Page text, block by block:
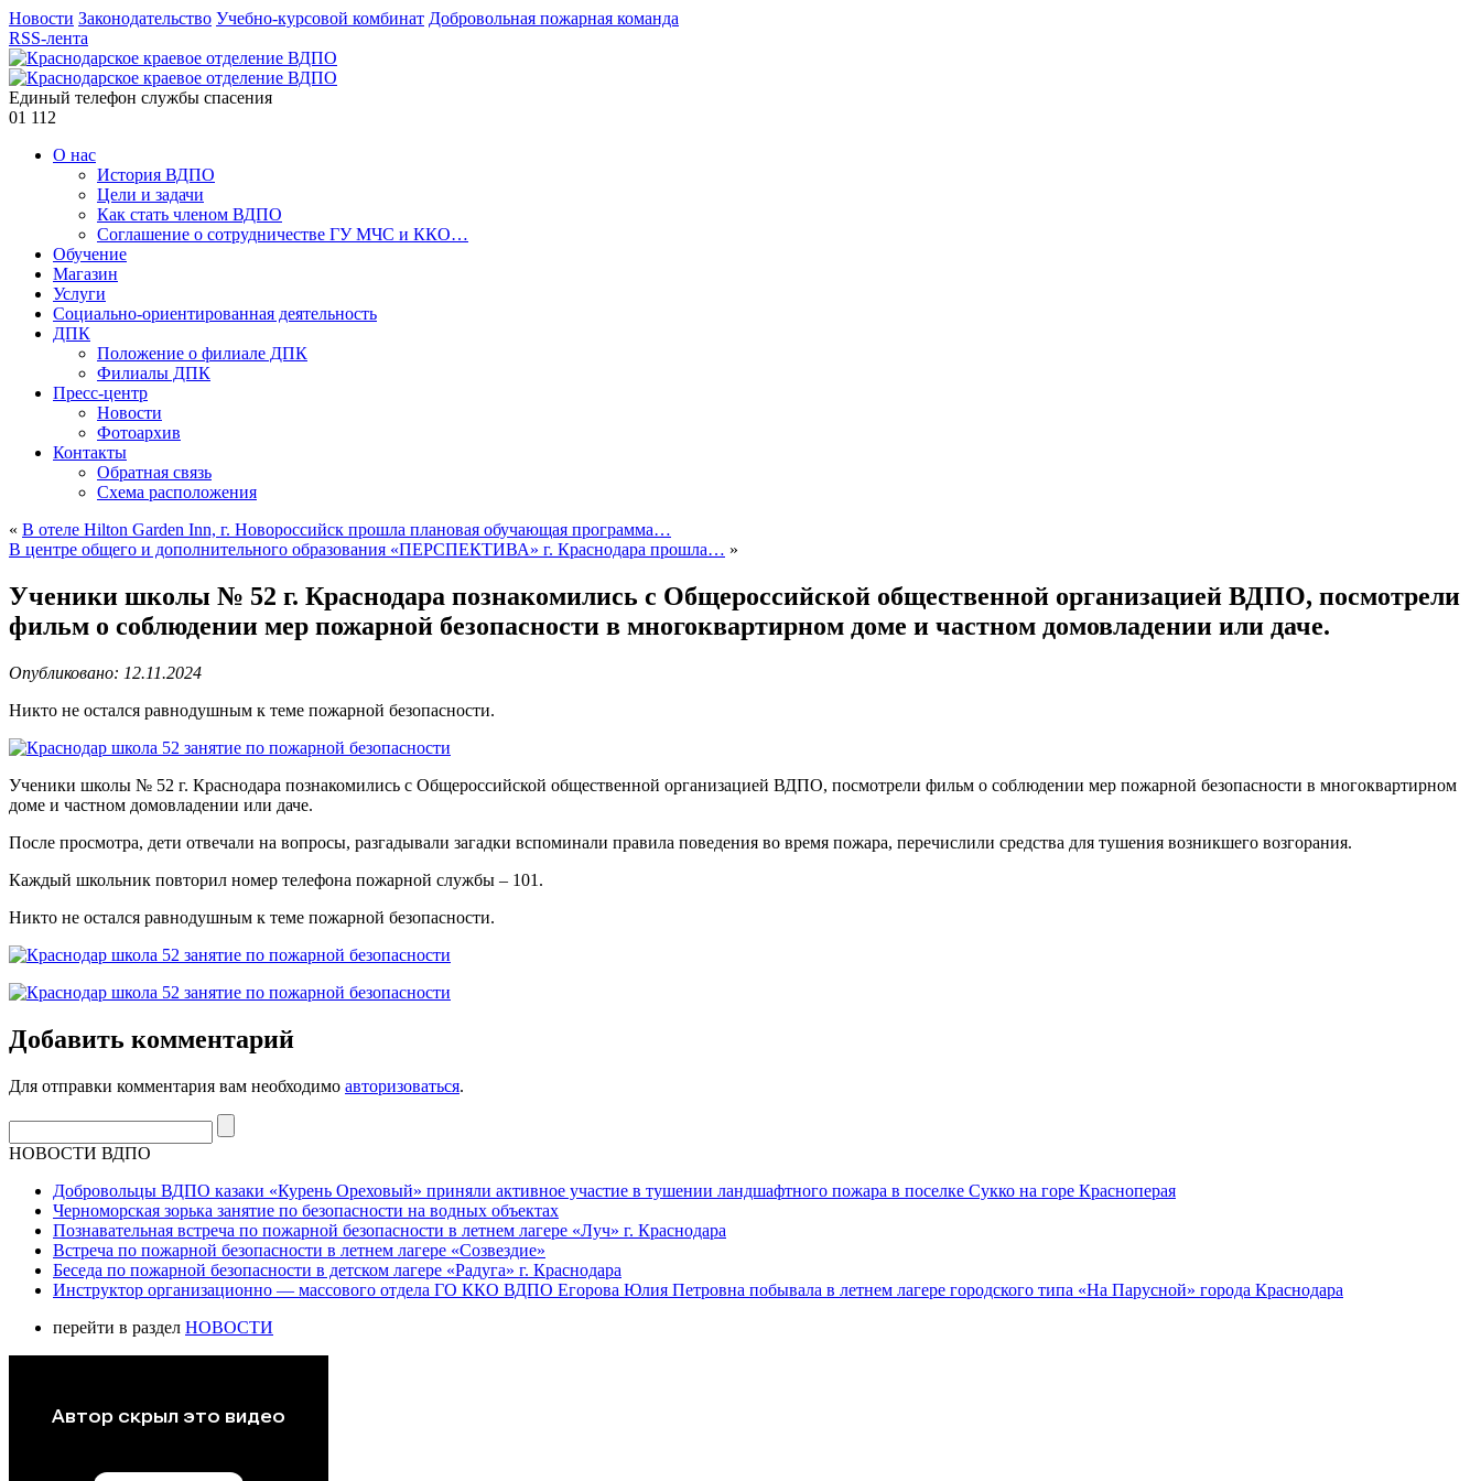
Новости Законодательство Учебно-курсовой комбинат Добровольная пожарная команда
RSS-лента
Единый телефон службы спасения
01 112
О нас
История ВДПО
Цели и задачи
Как стать членом ВДПО
Соглашение о сотрудничестве ГУ МЧС и ККО…
Обучение
Магазин
Услуги
Социально-ориентированная деятельность
ДПК
Положение о филиале ДПК
Филиалы ДПК
Пресс-центр
Новости
Фотоархив
Контакты
Обратная связь
Схема расположения
« В отеле Hilton Garden Inn, г. Новороссийск прошла плановая обучающая программа…
В центре общего и дополнительного образования «ПЕРСПЕКТИВА» г. Краснодара прошла… »
Ученики школы № 52 г. Краснодара познакомились с Общероссийской общественной организацией ВДПО, посмотрели
фильм о соблюдении мер пожарной безопасности в многоквартирном доме и частном домовладении или даче.
Опубликовано: 12.11.2024
Никто не остался равнодушным к теме пожарной безопасности.
Ученики школы № 52 г. Краснодара познакомились с Общероссийской общественной организацией ВДПО, посмотрели фильм о соблюдении мер пожарной безопасности в многоквартирном
доме и частном домовладении или даче.
После просмотра, дети отвечали на вопросы, разгадывали загадки вспоминали правила поведения во время пожара, перечислили средства для тушения возникшего возгорания.
Каждый школьник повторил номер телефона пожарной службы – 101.
Никто не остался равнодушным к теме пожарной безопасности.
Добавить комментарий
Для отправки комментария вам необходимо авторизоваться.
НОВОСТИ ВДПО
Добровольцы ВДПО казаки «Курень Ореховый» приняли активное участие в тушении ландшафтного пожара в поселке Сукко на горе Красноперая
Черноморская зорька занятие по безопасности на водных объектах
Познавательная встреча по пожарной безопасности в летнем лагере «Луч» г. Краснодара
Встреча по пожарной безопасности в летнем лагере «Созвездие»
Беседа по пожарной безопасности в детском лагере «Радуга» г. Краснодара
Инструктор организационно — массового отдела ГО ККО ВДПО Егорова Юлия Петровна побывала в летнем лагере городского типа «На Парусной» города Краснодара
перейти в раздел НОВОСТИ